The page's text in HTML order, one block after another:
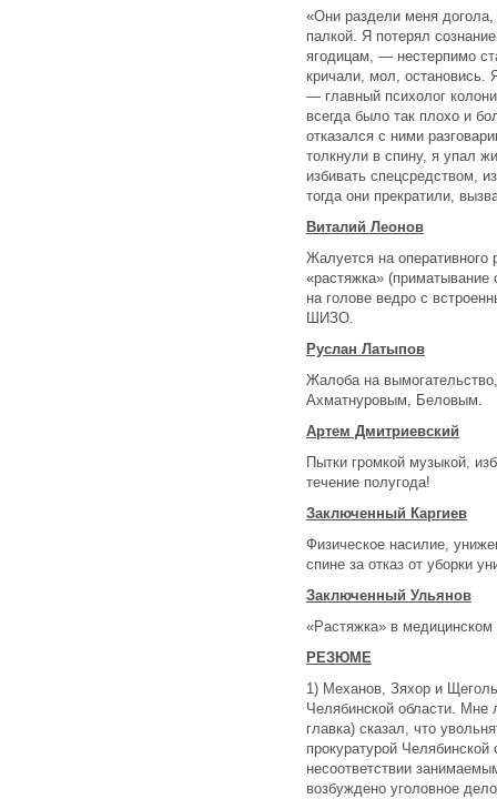
«Они раздели меня
палкой. Я потерял
ягодицам, — нестерпимо
кричали, мол,
— главный психолог
всегда было так плохо и
отказался с ними
толкнули в спину, я упал
избивать спецсредством,
тогда они прекратили,
Виталий Леонов
Жалуется на оперативного
«растяжка»
на голове ведро с
ШИЗО.
Руслан Латыпов
Жалоба на
Ахматнуровым, Беловым.
Артем Дмитриевский
Пытки громкой музыкой,
течение полугода!
Заключенный Каргиев
Физическое насилие,
спине за отказ от уборки
Заключенный Ульянов
«Растяжка» в медицинском
РЕЗЮМЕ
1) Механов, Зяхор и
Челябинской области. Мне
главка) сказал, что
прокуратурой
несоответствии
возбуждено уголовное